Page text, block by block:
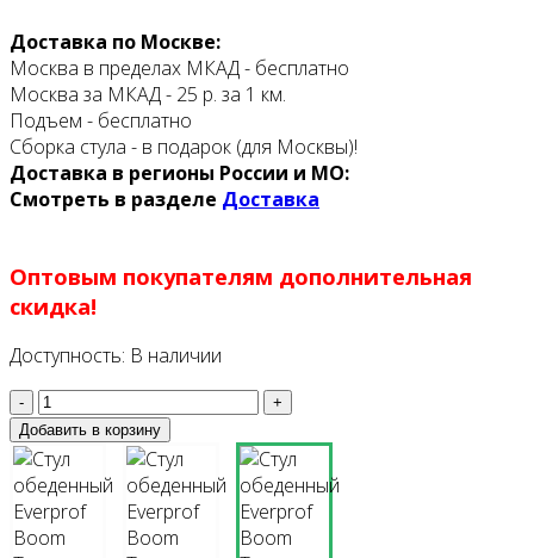
Доставка по Москве:
Москва в пределах МКАД - бесплатно
Москва за МКАД - 25 р. за 1 км.
Подъем - бесплатно
Сборка стула - в подарок (для Москвы)!
Доставка в регионы России и МО:
Смотреть в разделе Доставка
Оптовым покупателям дополнительная
скидка!
Доступность: В наличии